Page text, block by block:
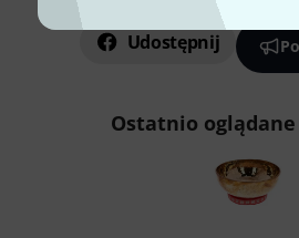
Udostępnij
Ostatnio